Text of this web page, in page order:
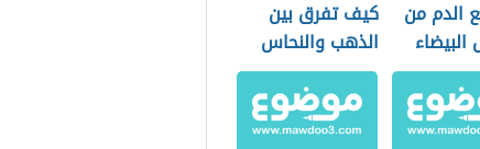
الدم من
كيف تفرق بين
الذهب والنحاس